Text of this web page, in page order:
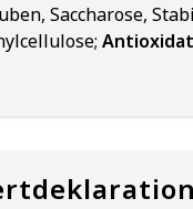
Saccharose,